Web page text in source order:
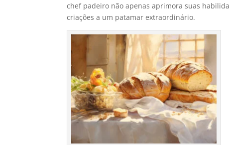
chef padeiro não apenas aprimora suas
criações a um patamar extraordinário.